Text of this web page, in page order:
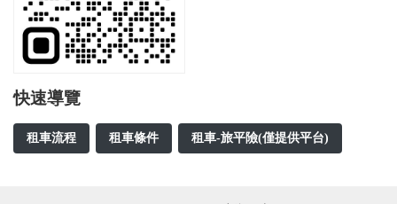
快速導覽
租車流程 租車條件 租車-旅平險(僅提供平台)